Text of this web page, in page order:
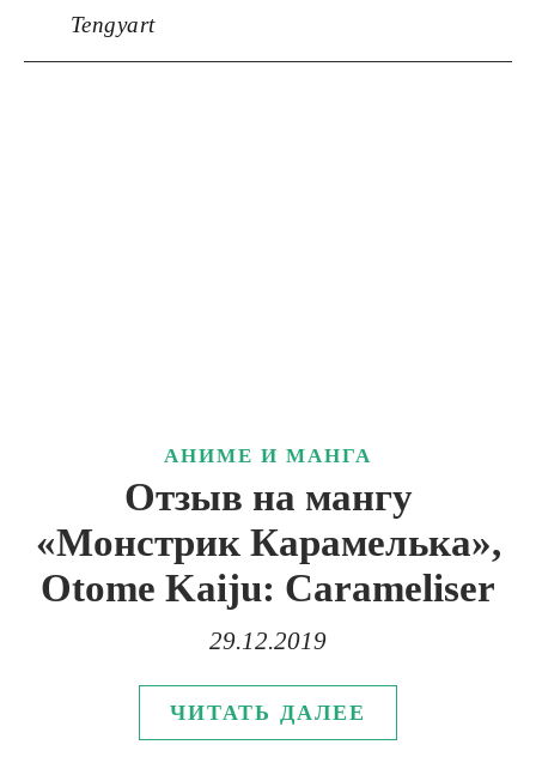
Tengyart
АНИМЕ И МАНГА
Отзыв на мангу
«Монстрик Карамелька»,
Otome Kaiju: Carameliser
29.12.2019
ЧИТАТЬ ДАЛЕЕ